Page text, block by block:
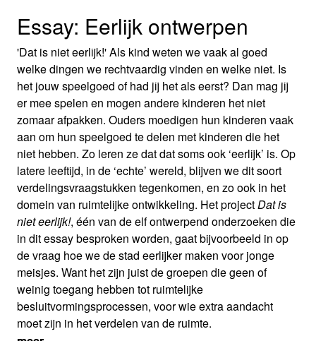
Essay: Eerlijk ontwerpen
'Dat is niet eerlijk!' Als kind weten we vaak al goed
welke dingen we rechtvaardig vinden en welke niet. Is
het jouw speelgoed of had jij het als eerst? Dan mag jij
er mee spelen en mogen andere kinderen het niet
zomaar afpakken. Ouders moedigen hun kinderen vaak
aan om hun speelgoed te delen met kinderen die het
niet hebben. Zo leren ze dat dat soms ook ‘eerlijk’ is. Op
latere leeftijd, in de ‘echte’ wereld, blijven we dit soort
verdelingsvraagstukken tegenkomen, en zo ook in het
domein van ruimtelijke ontwikkeling. Het projectDat is
niet eerlijk!, één van de elf ontwerpend onderzoeken die
in dit essay besproken worden, gaat bijvoorbeeld in op
de vraag hoe we de stad eerlijker maken voor jonge
meisjes. Want het zijn juist de groepen die geen of
weinig toegang hebben tot ruimtelijke
besluitvormingsprocessen, voor wie extra aandacht
moet zijn in het verdelen van de ruimte.